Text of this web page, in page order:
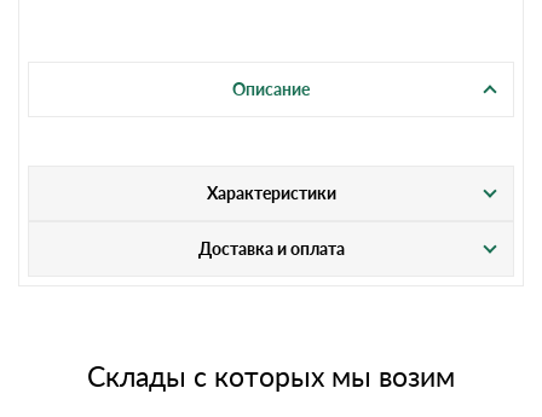
Описание
Характеристики
Доставка и оплата
Склады с которых мы возим